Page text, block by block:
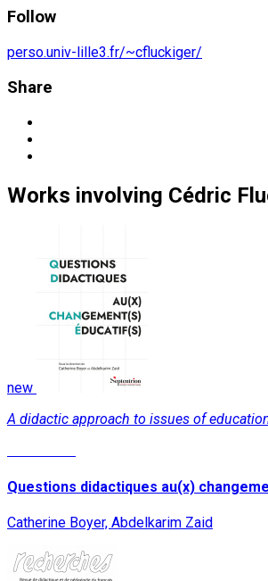
Follow
perso.univ-lille3.fr/~cfluckiger/
Share
Works involving Cédric
new
A didactic approach to issues of
Questions didactiques au(x)
Catherine Boyer, Abdelkarim Zaid